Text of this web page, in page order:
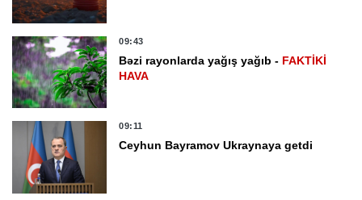
09:43
Bəzi rayonlarda yağış yağıb - FAKTİKİ
HAVA
09:11
Ceyhun Bayramov Ukraynaya getdi